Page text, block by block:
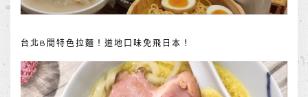
台北8間特色拉麵！道地口味免飛日本！